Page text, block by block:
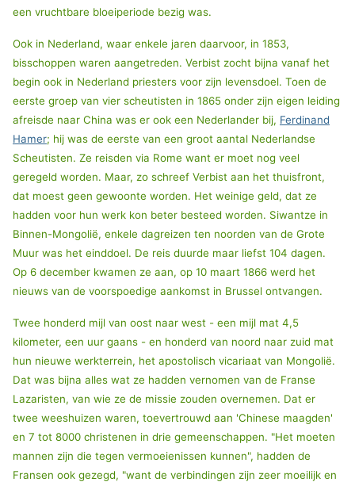
een vruchtbare bloeiperiode bezig was.
Ook in Nederland, waar enkele jaren daarvoor, in 1853,
bisschoppen waren aangetreden. Verbist zocht bijna vanaf het
begin ook in Nederland priesters voor zijn levensdoel. Toen de
eerste groep van vier scheutisten in 1865 onder zijn eigen leiding
afreisde naar China was er ook een Nederlander bij, Ferdinand
Hamer; hij was de eerste van een groot aantal Nederlandse
Scheutisten. Ze reisden via Rome want er moet nog veel
geregeld worden. Maar, zo schreef Verbist aan het thuisfront,
dat moest geen gewoonte worden. Het weinige geld, dat ze
hadden voor hun werk kon beter besteed worden. Siwantze in
Binnen-Mongolië, enkele dagreizen ten noorden van de Grote
Muur was het einddoel. De reis duurde maar liefst 104 dagen.
Op 6 december kwamen ze aan, op 10 maart 1866 werd het
nieuws van de voorspoedige aankomst in Brussel ontvangen.
Twee honderd mijl van oost naar west - een mijl mat 4,5
kilometer, een uur gaans - en honderd van noord naar zuid mat
hun nieuwe werkterrein, het apostolisch vicariaat van Mongolië.
Dat was bijna alles wat ze hadden vernomen van de Franse
Lazaristen, van wie ze de missie zouden overnemen. Dat er
twee weeshuizen waren, toevertrouwd aan 'Chinese maagden'
en 7 tot 8000 christenen in drie gemeenschappen. "Het moeten
mannen zijn die tegen vermoeienissen kunnen", hadden de
Fransen ook gezegd, "want de verbindingen zijn zeer moeilijk en